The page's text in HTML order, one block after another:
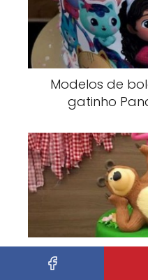
Modelos de
gatinho
Decoração,
festa